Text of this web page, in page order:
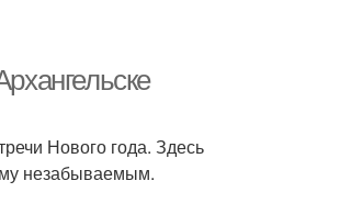
Нового года. Здесь
незабываемым.